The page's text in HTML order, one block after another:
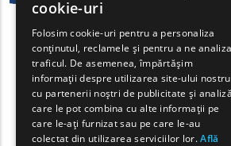
FRENCH
GERMAN
cookie-uri
Folosim cookie-uri pentru a personaliza
conținutul, reclamele și pentru a ne analiza
traficul. De asemenea, împărtășim
informații despre utilizarea site-ului nostru
cu partenerii noștri de publicitate și
care le pot combina cu alte informații pe
care le-ați furnizat sau pe care le-au
colectat din utilizarea serviciilor lor.Află